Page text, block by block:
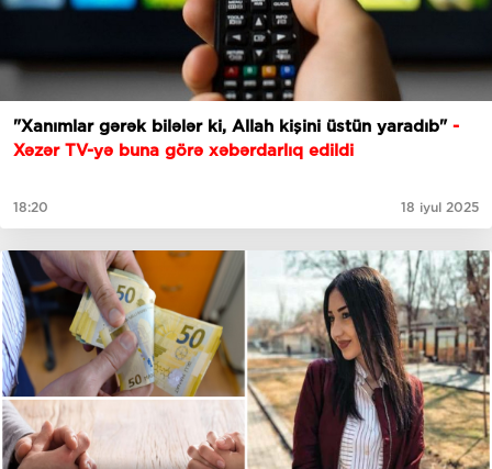
"Xanımlar gərək bilələr ki, Allah kişini üstün yaradıb" -
Xəzər TV-yə buna görə xəbərdarlıq edildi
18:20 18 iyul 2025